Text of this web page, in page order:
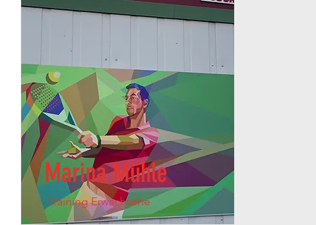
Marina Mühle
Training Erwachsene